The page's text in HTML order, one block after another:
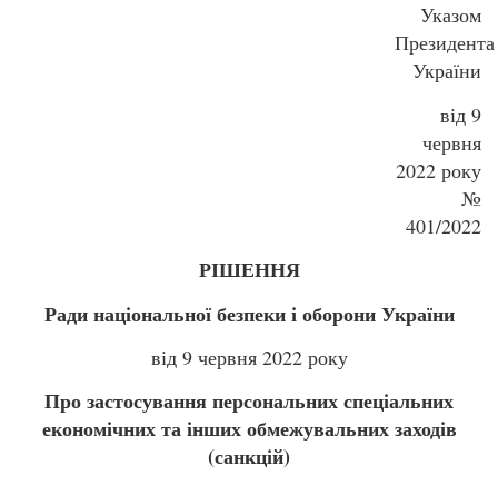
Указом
Президента
України
від 9
червня
2022 року
№
401/2022
РІШЕННЯ
Ради національної безпеки і оборони України
від 9 червня 2022 року
Про застосування персональних спеціальних
економічних та інших обмежувальних заходів
(санкцій)